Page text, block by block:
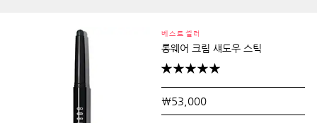
베스트셀러
롱웨어 크림 섀도우 스틱
₩53,000